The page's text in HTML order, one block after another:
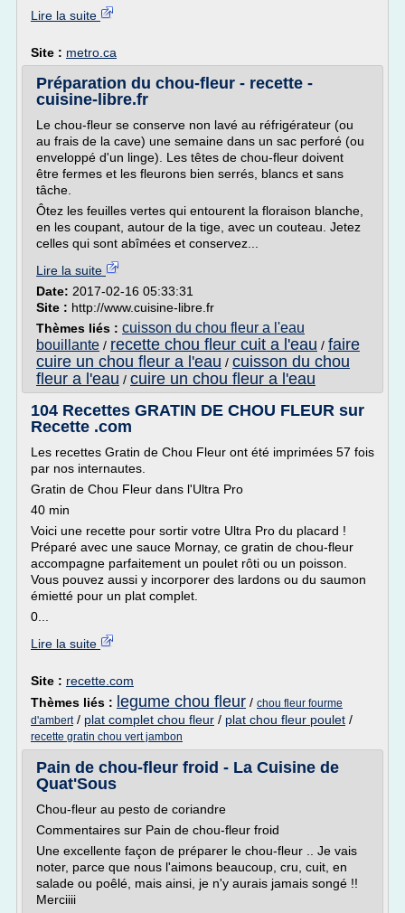
Lire la suite
Site : metro.ca
Préparation du chou-fleur - recette -
cuisine-libre.fr
Le chou-fleur se conserve non lavé au réfrigérateur (ou
au frais de la cave) une semaine dans un sac perforé (ou
enveloppé d'un linge). Les têtes de chou-fleur doivent
être fermes et les fleurons bien serrés, blancs et sans
tâche.
Ôtez les feuilles vertes qui entourent la floraison blanche,
en les coupant, autour de la tige, avec un couteau. Jetez
celles qui sont abîmées et conservez...
Lire la suite
Date: 2017-02-16 05:33:31
Site : http://www.cuisine-libre.fr
Thèmes liés : cuisson du chou fleur a l'eau
bouillante / recette chou fleur cuit a l'eau / faire
cuire un chou fleur a l'eau / cuisson du chou
fleur a l'eau / cuire un chou fleur a l'eau
104 Recettes GRATIN DE CHOU FLEUR sur
Recette .com
Les recettes Gratin de Chou Fleur ont été imprimées 57 fois
par nos internautes.
Gratin de Chou Fleur dans l'Ultra Pro
40 min
Voici une recette pour sortir votre Ultra Pro du placard !
Préparé avec une sauce Mornay, ce gratin de chou-fleur
accompagne parfaitement un poulet rôti ou un poisson.
Vous pouvez aussi y incorporer des lardons ou du saumon
émietté pour un plat complet.
0...
Lire la suite
Site : recette.com
Thèmes liés : legume chou fleur / chou fleur fourme
d'ambert/ plat complet chou fleur / plat chou fleur poulet /
recette gratin chou vert jambon
Pain de chou-fleur froid - La Cuisine de
Quat'Sous
Chou-fleur au pesto de coriandre
Commentaires sur Pain de chou-fleur froid
Une excellente façon de préparer le chou-fleur .. Je vais
noter, parce que nous l'aimons beaucoup, cru, cuit, en
salade ou poêlé, mais ainsi, je n'y aurais jamais songé !!
Merciiii